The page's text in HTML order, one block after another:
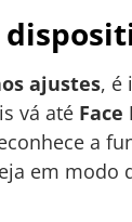
ajustes, é
vá até Face
a
em modo